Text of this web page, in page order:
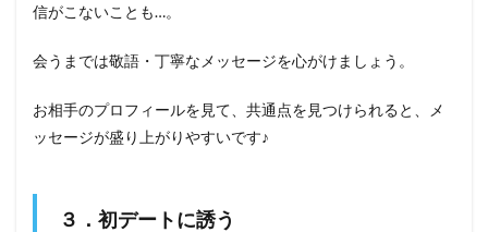
信がこないことも…。
会うまでは敬語・丁寧なメッセージを心がけましょう。
お相手のプロフィールを見て、共通点を見つけられると、メ
ッセージが盛り上がりやすいです♪
３．初デートに誘う